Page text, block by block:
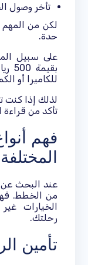
تأخر وصول
لكن من
حدة.
على سبيل
للكاميرا أو
لذلك إذا كنت
تأكد من قراءة
فهم
المختلفة
عند البحث عن
من الخطط.
الخيارات
رحلتك.
تأمين